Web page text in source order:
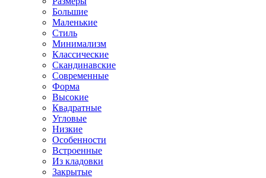
Большие
Маленькие
Стиль
Минимализм
Классические
Скандинавские
Современные
Форма
Высокие
Квадратные
Угловые
Низкие
Особенности
Встроенные
Из кладовки
Закрытые